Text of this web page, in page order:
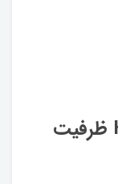
Halftone SF2509 USB 2.0 ظرفیت